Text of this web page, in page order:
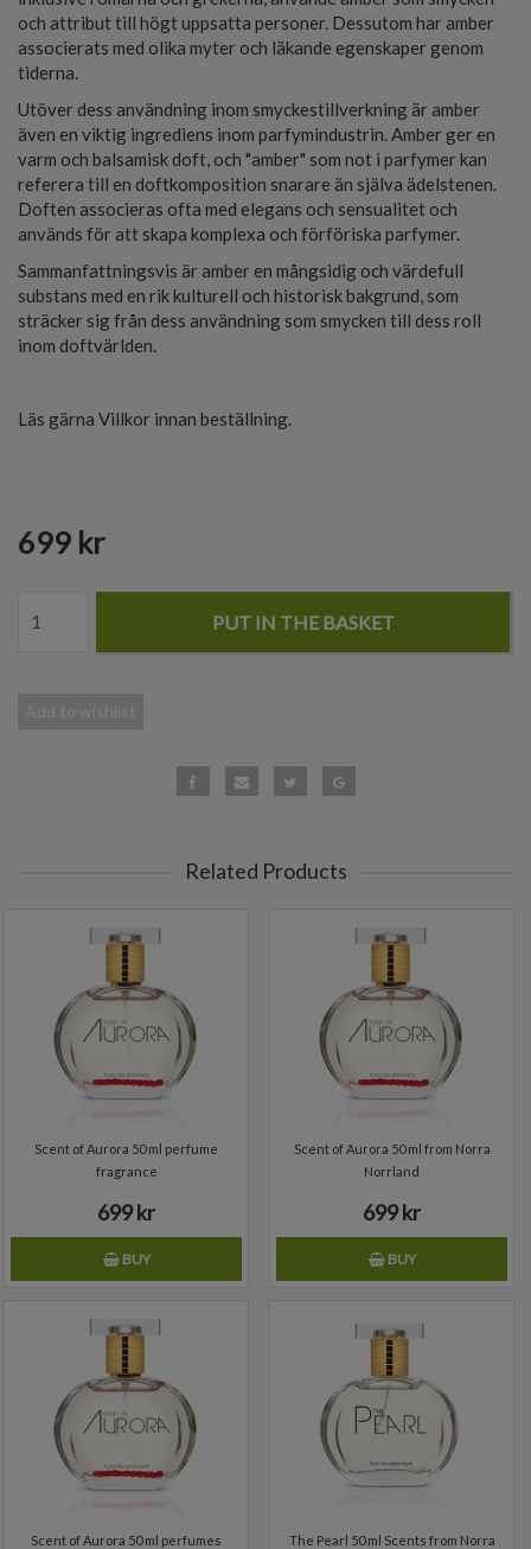
och attribut till högt uppsatta personer. Dessutom har amber
associerats med olika myter och läkande egenskaper genom
tiderna.
Utöver dess användning inom smyckestillverkning är amber
även en viktig ingrediens inom parfymindustrin. Amber ger en
varm och balsamisk doft, och "amber" som not i parfymer kan
referera till en doftkomposition snarare än själva ädelstenen.
Doften associeras ofta med elegans och sensualitet och
används för att skapa komplexa och förföriska parfymer.
Sammanfattningsvis är amber en mångsidig och värdefull
substans med en rik kulturell och historisk bakgrund, som
sträcker sig från dess användning som smycken till dess roll
inom doftvärlden.
Läs gärna Villkor innan beställning.
699 kr
PUT IN THE BASKET
Related Products
Scent of Aurora 50 ml perfume
fragrance
699 kr
BUY
Scent of Aurora 50 ml from Norra
Norrland
699 kr
BUY
Scent of Aurora 50 ml perfumes
The Pearl 50 ml Scents from Norra